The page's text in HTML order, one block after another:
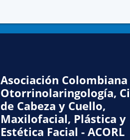
Asociación Colombiana
Otorrinolaringología,
de Cabeza y Cuello,
Maxilofacial, Plástica y
Estética Facial - ACORL